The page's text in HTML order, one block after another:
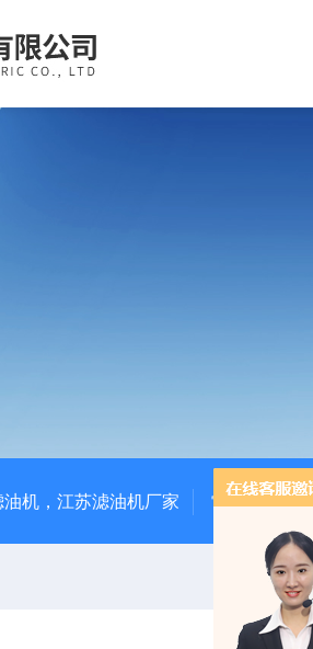
机，江苏滤油机厂家 雷电冲击发生